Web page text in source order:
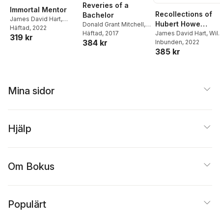
Immortal Mentor
James David Hart,
Benjamin Franklin
Cornaro
Häftad, 2022
319 kr
Reveries of a
Bachelor
Donald Grant Mitchell,
James David Hart
Häftad, 2017
384 kr
Recollections of
Hubert Howe
Bancroft and the
Bancroft Family
James David Hart,
K Baum,Margaret
Wood Ive Bancroft
Inbunden, 2022
385 kr
Mina sidor
Hjälp
Om Bokus
Populärt